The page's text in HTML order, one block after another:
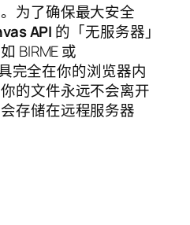
为了确保最大安全
API 的「无服务器」
BIRME 或
完全在你的浏览器内
的文件永远不会离开
存储在远程服务器